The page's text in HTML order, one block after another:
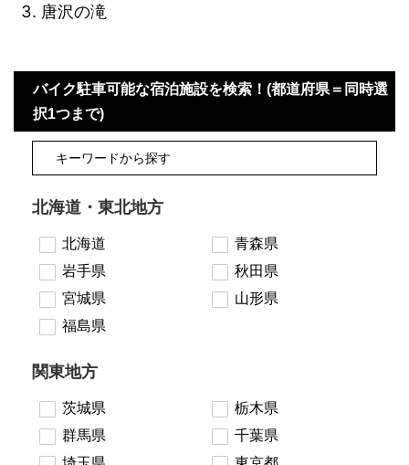
唐沢の滝
バイク駐車可能な宿泊施設を検索！(都道府県＝同時選
択1つまで)
北海道・東北地方
北海道
青森県
岩手県
秋田県
宮城県
山形県
福島県
関東地方
茨城県
栃木県
群馬県
千葉県